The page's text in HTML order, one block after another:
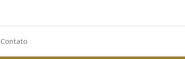
Contato